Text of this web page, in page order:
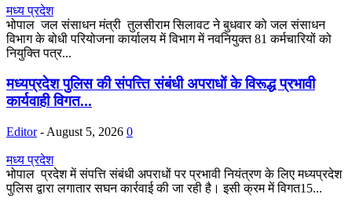
मध्य प्रदेश
भोपाल जल संसाधन मंत्री तुलसीराम सिलावट ने बुधवार को जल संसाधन
विभाग के बोधी परियोजना कार्यालय में विभाग में नवनियुक्त 81 कर्मचारियों को
नियुक्ति पत्र...
मध्यप्रदेश पुलिस की संपत्त्ति संबंधी अपराधों के विरूद्ध प्रभावी
कार्यवाही विगत...
Editor - August 5, 2026 0
मध्य प्रदेश
भोपाल प्रदेश में संपत्ति संबंधी अपराधों पर प्रभावी नियंत्रण के लिए मध्यप्रदेश
पुलिस द्वारा लगातार सघन कार्रवाई की जा रही है। इसी क्रम में विगत15...